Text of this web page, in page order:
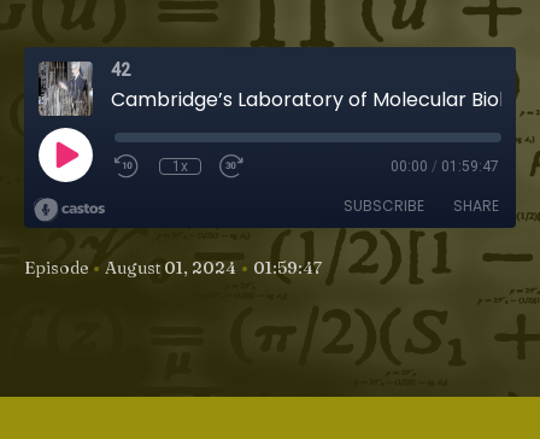
42
Cambridge’s Laboratory of Molecular Biology on a Russian fields
1x 00:00 / 01:59:47
SUBSCRIBE SHARE
Episode • August 01, 2024 • 01:59:47